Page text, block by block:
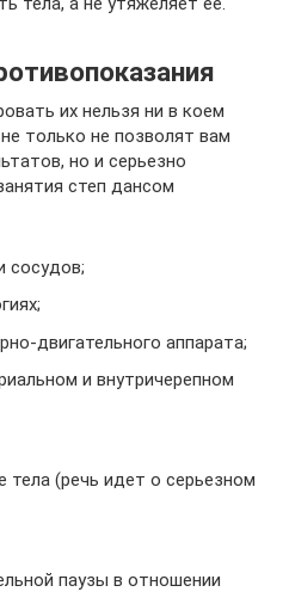
их нельзя ни в коем
только не позволят вам
но и серьезно
степ дансом
сосудов;
двигательного аппарата;
и внутричерепном
тела (речь идет о серьезном
паузы в отношении